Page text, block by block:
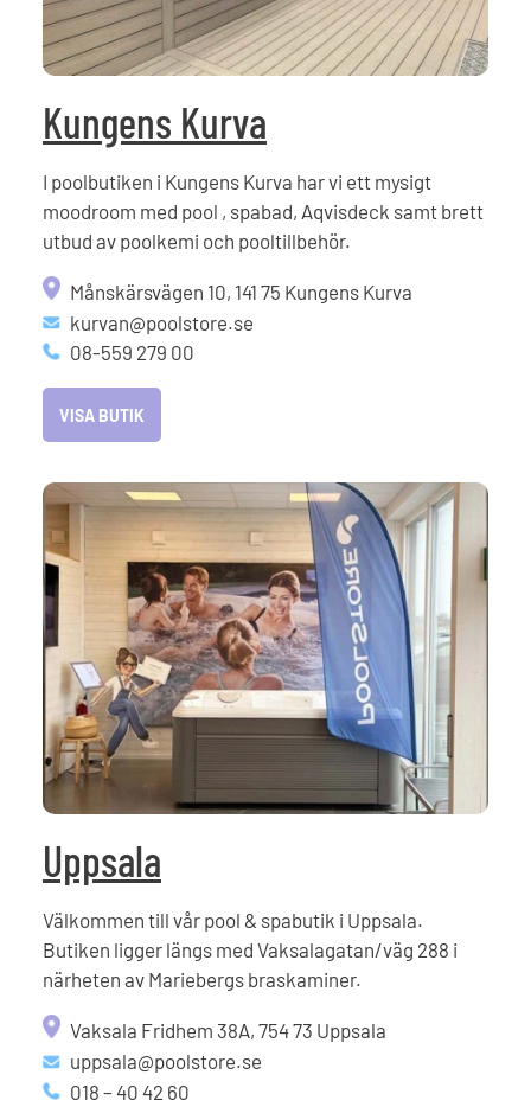
Kungens Kurva
I poolbutiken i Kungens Kurva har vi ett mysigt
moodroom med pool , spabad, Aqvisdeck samt brett
utbud av poolkemi och pooltillbehör.
Månskärsvägen 10, 141 75 Kungens Kurva
kurvan@poolstore.se
08-559 279 00
VISA BUTIK
Uppsala
Välkommen till vår pool & spabutik i Uppsala.
Butiken ligger längs med Vaksalagatan/väg 288 i
närheten av Mariebergs braskaminer.
Vaksala Fridhem 38A, 754 73 Uppsala
uppsala@poolstore.se
018 – 40 42 60